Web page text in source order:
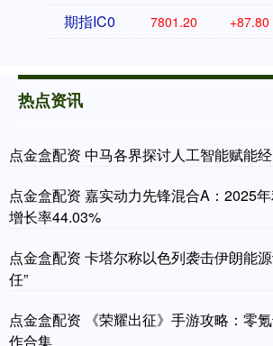
期指IC0 7801.20 +87.80
热点资讯
点金盒配资 中马各界探讨人工智能赋能
点金盒配资 嘉实动力先锋混合A：2025
增长率44.03%
点金盒配资 卡塔尔称以色列袭击伊朗能
任”
点金盒配资 《荣耀出征》手游攻略：零
作合集